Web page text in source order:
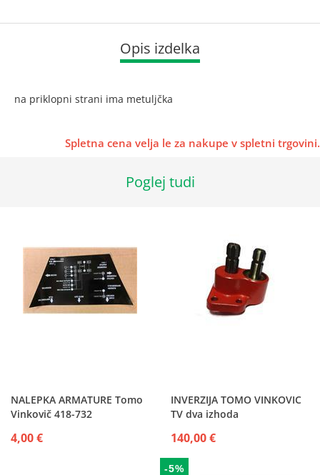
Opis izdelka
na priklopni strani ima metuljčka
Spletna cena velja le za nakupe v spletni trgovini.
Poglej tudi
NALEPKA ARMATURE Tomo
Vinkovič 418-732
4,00 €
INVERZIJA TOMO VINKOVIC
TV dva izhoda
140,00 €
-5%